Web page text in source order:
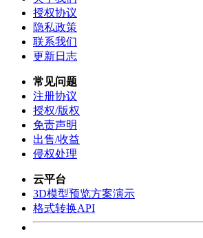
授权协议
隐私政策
联系我们
更新日志
常见问题
注册协议
授权/版权
免责声明
出售/收益
侵权处理
云平台
3D模型预览方案演示
格式转换API